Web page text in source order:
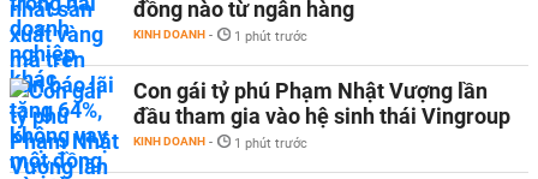
đồng nào từ ngân hàng
KINH DOANH - 1 phút trước
Con gái tỷ phú Phạm Nhật Vượng lần
đầu tham gia vào hệ sinh thái Vingroup
KINH DOANH - 1 phút trước